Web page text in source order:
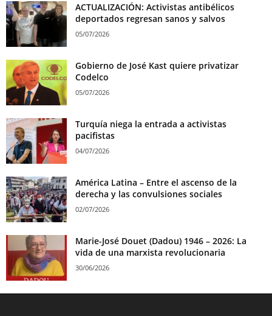
ACTUALIZACIÓN: Activistas antibélicos
deportados regresan sanos y salvos
05/07/2026
Gobierno de José Kast quiere privatizar
Codelco
05/07/2026
Turquía niega la entrada a activistas
pacifistas
04/07/2026
América Latina – Entre el ascenso de la
derecha y las convulsiones sociales
02/07/2026
Marie-José Douet (Dadou) 1946 – 2026: La
vida de una marxista revolucionaria
30/06/2026